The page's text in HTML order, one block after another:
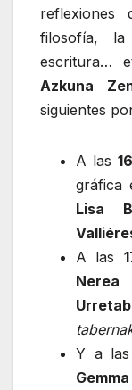
reflexiones
filosofía,
escritura…
Azkuna
siguientes
A las
gráfica
Lisa
A las
Y a las